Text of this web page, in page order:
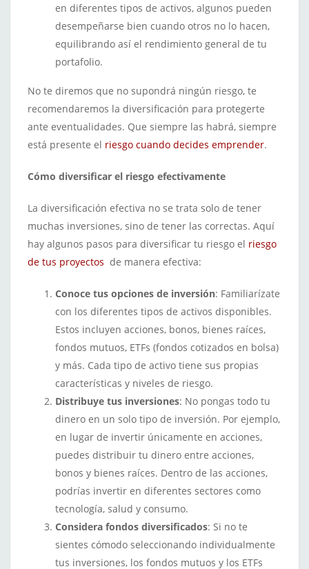
en diferentes tipos de activos, algunos pueden
desempeñarse bien cuando otros no lo hacen,
equilibrando así el rendimiento general de tu
portafolio.
No te diremos que no supondrá ningún riesgo, te
recomendaremos la diversificación para protegerte
ante eventualidades. Que siempre las habrá, siempre
está presente el riesgo cuando decides emprender.
Cómo diversificar el riesgo efectivamente
La diversificación efectiva no se trata solo de tener
muchas inversiones, sino de tener las correctas. Aquí
hay algunos pasos para diversificar tu riesgo el riesgo
de tus proyectos de manera efectiva:
Conoce tus opciones de inversión: Familiarízate
con los diferentes tipos de activos disponibles.
Estos incluyen acciones, bonos, bienes raíces,
fondos mutuos, ETFs (fondos cotizados en bolsa)
y más. Cada tipo de activo tiene sus propias
características y niveles de riesgo.
Distribuye tus inversiones: No pongas todo tu
dinero en un solo tipo de inversión. Por ejemplo,
en lugar de invertir únicamente en acciones,
puedes distribuir tu dinero entre acciones,
bonos y bienes raíces. Dentro de las acciones,
podrías invertir en diferentes sectores como
tecnología, salud y consumo.
Considera fondos diversificados: Si no te
sientes cómodo seleccionando individualmente
tus inversiones, los fondos mutuos y los ETFs